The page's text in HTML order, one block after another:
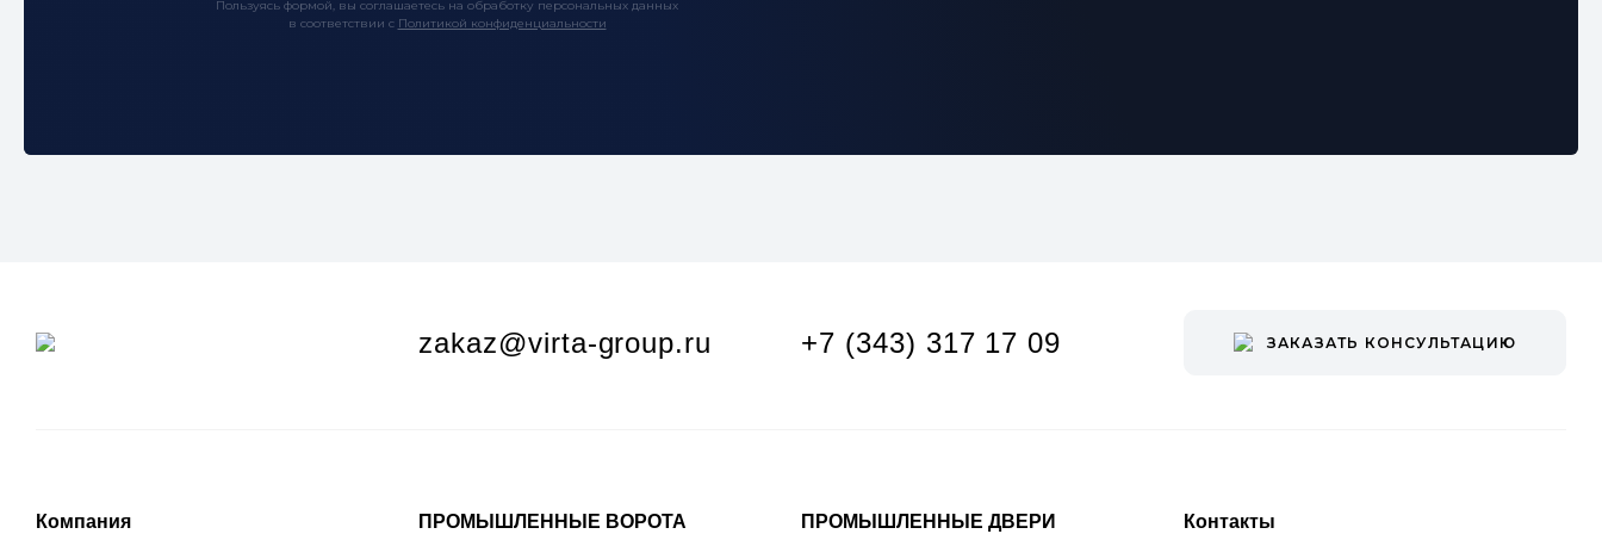
Пользуясь формой, вы соглашаетесь на обработку персональных данных
в соответствии с Политикой конфиденциальности
zakaz@virta-group.ru +7 (343) 317 17 09 ЗАКАЗАТЬ КОНСУЛЬТАЦИЮ
Компания ПРОМЫШЛЕННЫЕ ВОРОТА ПРОМЫШЛЕННЫЕ ДВЕРИ Контакты